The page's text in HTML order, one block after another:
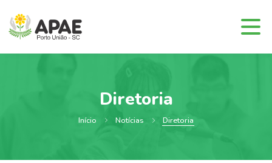
Diretoria
Início Notícias Diretoria